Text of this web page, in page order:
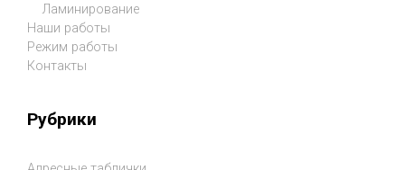
Ламинирование
Наши работы
Режим работы
Контакты
Рубрики